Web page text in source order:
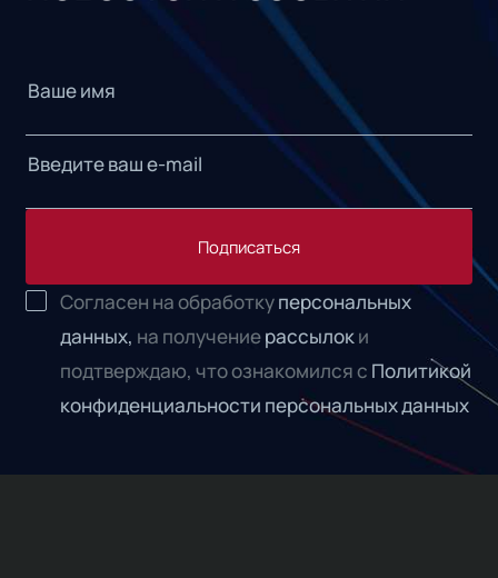
Подписаться
Согласен на обработкуперсональных
данных, на получениерассылоки
подтверждаю, что ознакомился с Политикой
конфиденциальности персональных данных